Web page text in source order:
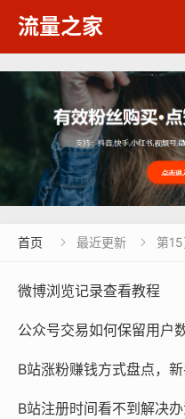
流量之家
首页  最近更新  第
微博浏览记录查看教程
公众号交易如何保留用户
B站涨粉赚钱方式盘点，
B站注册时间看不到解决